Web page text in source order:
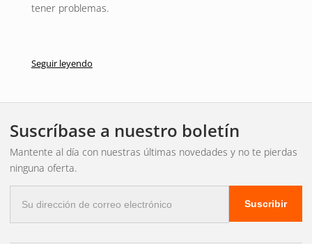
tener problemas.
Seguir leyendo
Suscríbase a nuestro boletín
Mantente al día con nuestras últimas novedades y no te pierdas
ninguna oferta.
electrónico
Suscribir